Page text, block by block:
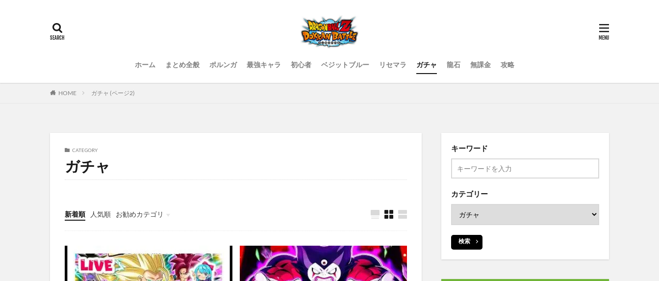
ホーム まとめ全般 ポルンガ 最強キャラ 初心者 ベジットブルー リセマラ ガチャ 龍石 無課金 攻略
HOME ガチャ (ページ2)
CATEGORY
ガチャ
新着順 人気順
お勧めカテゴリ
まとめ全般
キーワード
カテゴリー
検索